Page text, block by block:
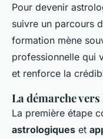
Pour devenir
suivre un parcours
formation mène
professionnelle qui
et renforce la
La démarche
La première étape
astrologiques et